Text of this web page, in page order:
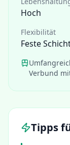
Hoch
Flexibilität
Feste
Verbund
Tipps